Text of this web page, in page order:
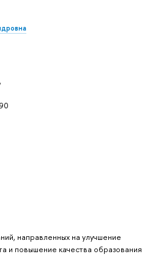
направленных на улучшение
и повышение качества образования